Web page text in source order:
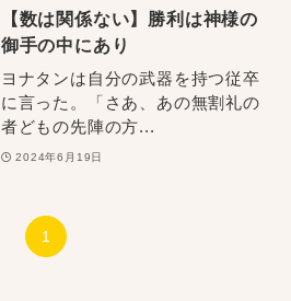
【数は関係ない】勝利は神様の
御手の中にあり
ヨナタンは自分の武器を持つ従卒
に言った。「さあ、あの無割礼の
者どもの先陣の方...
2024年6月19日
1